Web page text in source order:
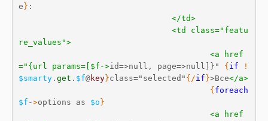
e } :
</td>
<td class="featu
re_values">
<a href
="{url params=[$f->id=>null, page=>null]}" { if
!
$smarty . get . $f@key}class="selected" { /if }>Все</a>
{ foreach
$f ->options as $o }
<a href